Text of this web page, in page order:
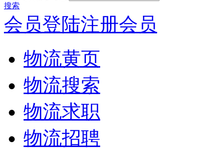
搜索
会员登陆注册会员
物流黄页
物流搜索
物流求职
物流招聘